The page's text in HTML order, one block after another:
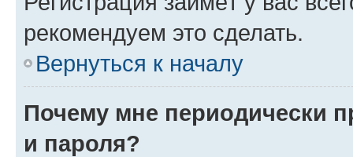
рекомендуем это сделать.
Вернуться к началу
Почему мне периодически
и пароля?